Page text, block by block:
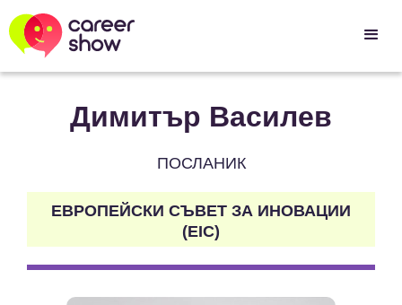
Димитър Василев
ПОСЛАНИК
ЕВРОПЕЙСКИ СЪВЕТ ЗА ИНОВАЦИИ
(EIC)